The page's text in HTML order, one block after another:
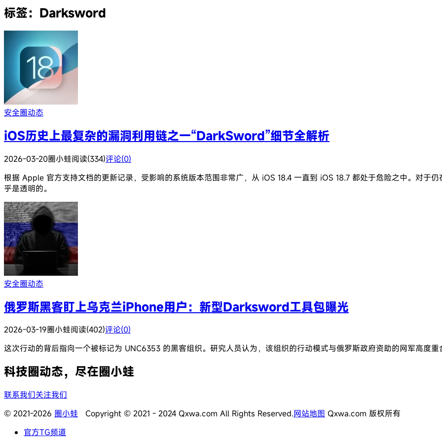
标签：Darksword
安全圈动态
iOS历史上最复杂的漏洞利用链之一“DarkSword”细节全解析
2026-03-20圈小蛙阅读(334)评论(0)
根据 Apple 官方支持文档的更新记录，受影响的系统版本范围非常广，从 iOS 18.4 一直到 iOS 18.7 都处于危险之中。对于
乎是透明的。
安全圈动态
俄罗斯黑客盯上乌克兰iPhone用户：新型Darksword工具包曝光
2026-03-19圈小蛙阅读(402)评论(0)
这次行动的背后指向一个被标记为 UNC6353 的黑客组织。研究人员认为，该组织的行动模式与俄罗斯政府资助的网军高度重
科技圈动态，尽在圈小蛙
联系我们关注我们
© 2021-2026 圈小蛙 Copyright © 2021 - 2024 Qxwa.com All Rights Reserved.网站地图 Qxwa.com 版权所有
官方TG频道